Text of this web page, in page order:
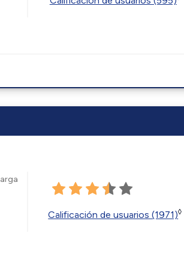
Calificación de usuarios (1971)◊